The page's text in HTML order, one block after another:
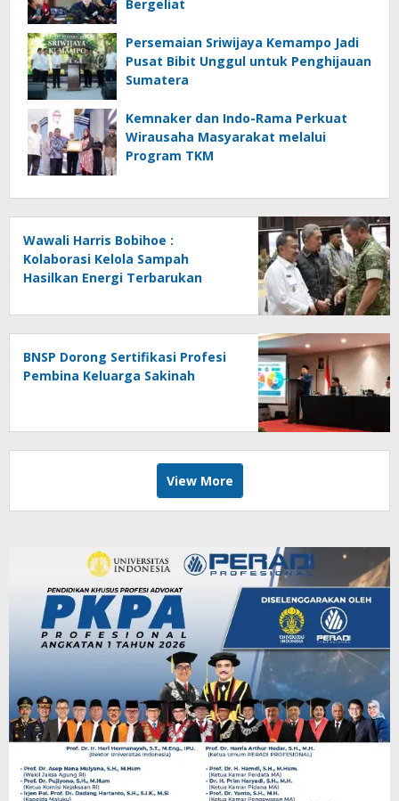
Bergeliat
Persemaian Sriwijaya Kemampo Jadi
Pusat Bibit Unggul untuk Penghijauan
Sumatera
Kemnaker dan Indo-Rama Perkuat
Wirausaha Masyarakat melalui
Program TKM
Wawali Harris Bobihoe :
Kolaborasi Kelola Sampah
Hasilkan Energi Terbarukan
BNSP Dorong Sertifikasi Profesi
Pembina Keluarga Sakinah
View More